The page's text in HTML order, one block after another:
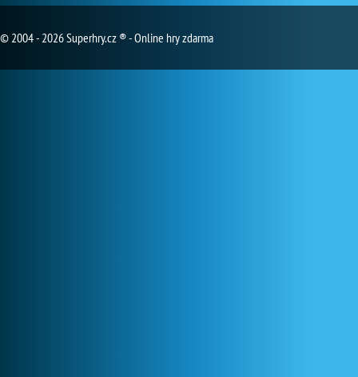
© 2004 - 2026 Superhry.cz ® - Online hry zdarma